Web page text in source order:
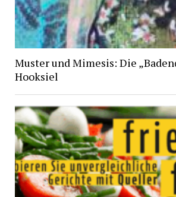
Muster und Mimesis: Die
Hooksiel